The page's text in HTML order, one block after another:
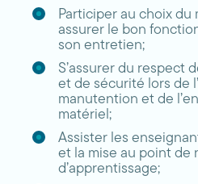
Participer au choix du
assurer le bon
son entretien;
S’assurer du respect
et de sécurité lors de
manutention et de
matériel;
Assister les
et la mise au point de
d’apprentissage;